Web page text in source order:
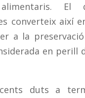
alimentaris. El
converteix així
a la preservació
en perill
duts a